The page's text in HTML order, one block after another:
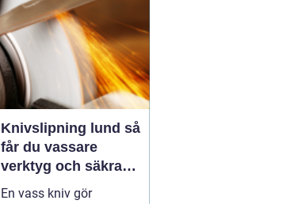
Knivslipning lund så
får du vassare
verktyg och säkrare
vardag
En vass kniv gör